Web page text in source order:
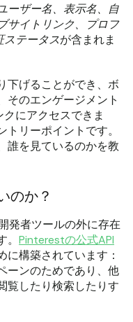
ーザー名、表示名、自
サイトリンク、プロフ
ステータスが含まれま
下げることができ、ボ
そのエンゲージメント
にアクセスできま
リーポイントです。
誰を見ているのかを教
のか？
発者ツールの外に存在
Pinterestの公式API
構築されています：
ーンのためであり、他
覧したり検索したりす